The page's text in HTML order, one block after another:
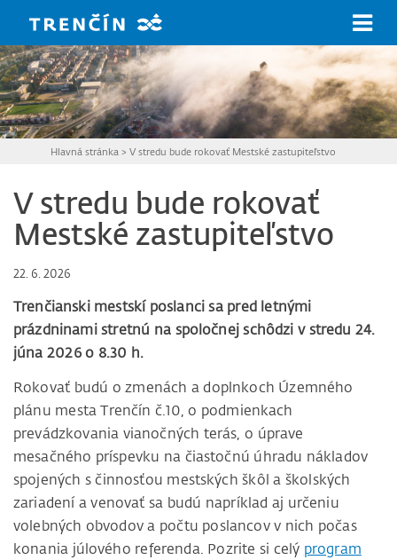
Hlavná stránka >V stredu bude rokovať Mestské zastupiteľstvo
V stredu bude rokovať
Mestské zastupiteľstvo
22. 6. 2026
Trenčianski mestskí poslanci sa pred letnými
prázdninami stretnú na spoločnej schôdzi v stredu 24.
júna 2026 o 8.30 h.
Rokovať budú o zmenách a doplnkoch Územného
plánu mesta Trenčín č.10, o podmienkach
prevádzkovania vianočných terás, o úprave
mesačného príspevku na čiastočnú úhradu nákladov
spojených s činnosťou mestských škôl a školských
zariadení a venovať sa budú napríklad aj určeniu
volebných obvodov a počtu poslancov v nich počas
konania júlového referenda. Pozrite si celý program